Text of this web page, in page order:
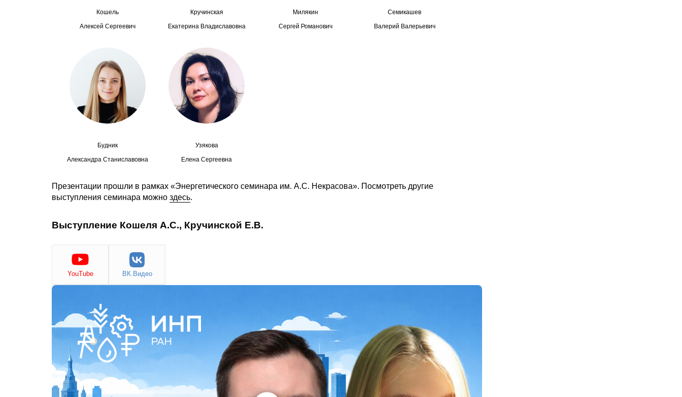
Кошель
Алексей Сергеевич
Кручинская
Екатерина Владиславовна
Милякин
Сергей Романович
Семикашев
Валерий Валерьевич
Будник
Александра Станиславовна
Узякова
Елена Сергеевна
Презентации прошли в рамках «Энергетического семинара им. А.С. Некрасова». Посмотреть другие
выступления семинара можно здесь.
Выступление Кошеля А.С., Кручинской Е.В.
YouTube ВК.Видео